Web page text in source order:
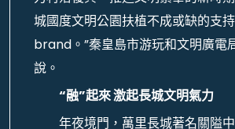
城國度文明公園扶植不成或缺的支
brand。”秦皇島市游玩和文明廣電
說。
“融”起來 激起長城文明氣力
年夜境門，萬里長城著名關隘